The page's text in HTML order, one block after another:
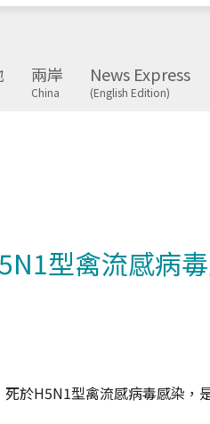
兩岸
China
News Express
(English Edition)
型禽流感病
於H5N1型禽流感病毒感染，